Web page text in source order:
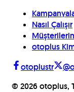
Nasıl Çalışır
otoplus
otoplustr
© 2026 otoplus,